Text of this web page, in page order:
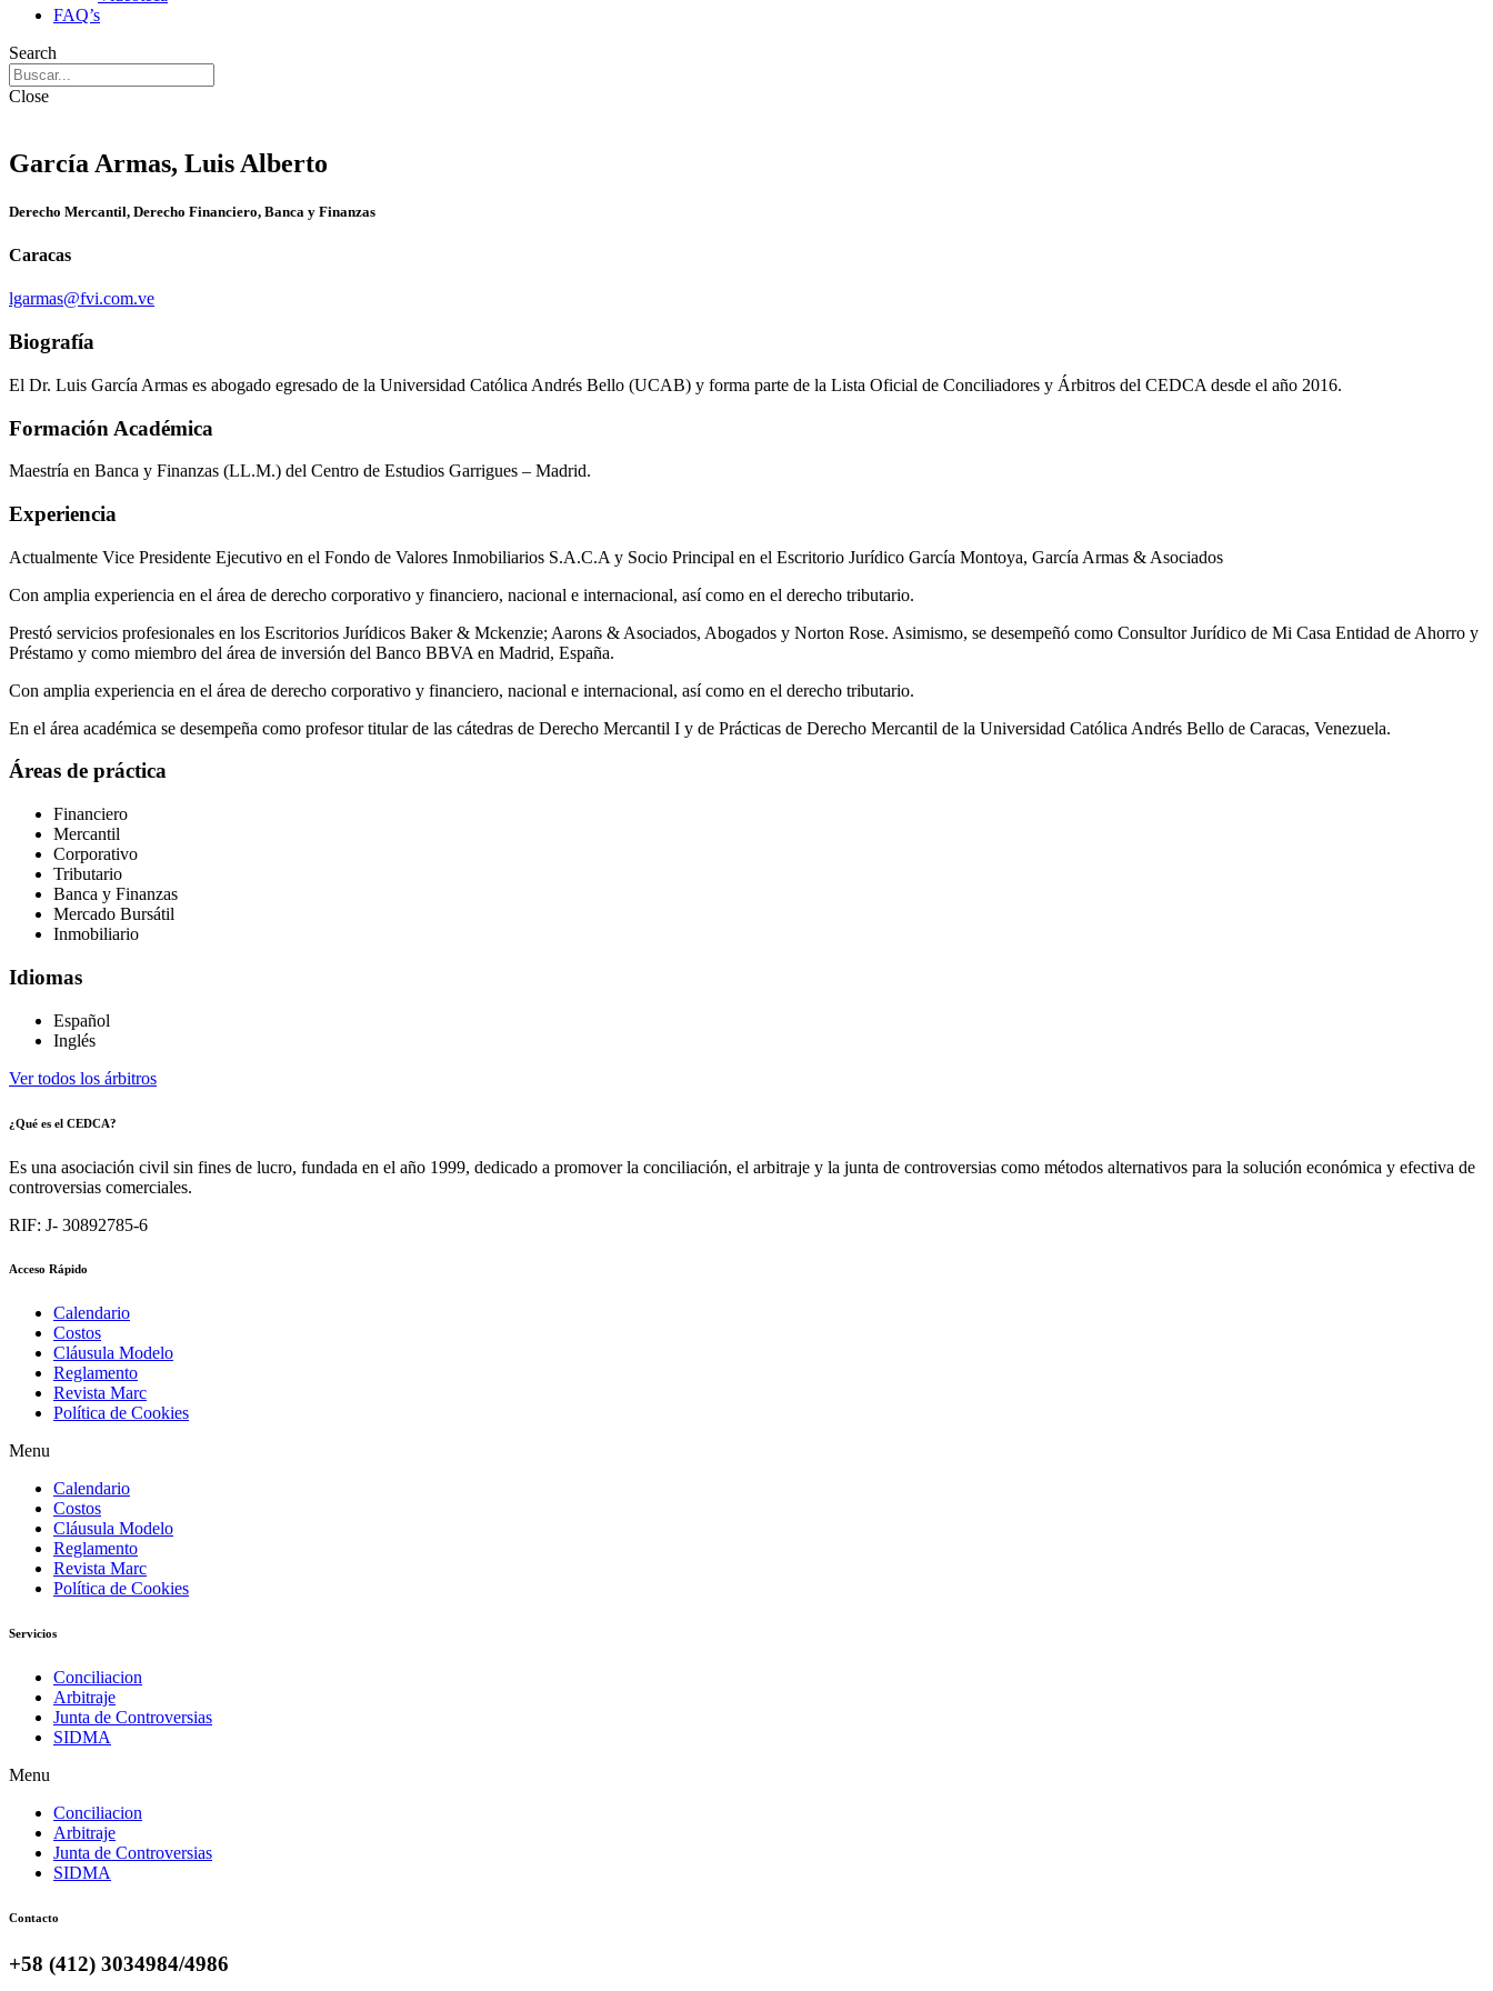
FAQ’s
Search
Close
García Armas, Luis Alberto
Derecho Mercantil, Derecho Financiero, Banca y Finanzas
Caracas
lgarmas@fvi.com.ve
Biografía
El Dr. Luis García Armas es abogado egresado de la Universidad Católica Andrés Bello (UCAB) y forma parte de la Lista Oficial de Conciliadores y Árbitros del CEDCA desde el año 2016.
Formación Académica
Maestría en Banca y Finanzas (LL.M.) del Centro de Estudios Garrigues – Madrid.
Experiencia
Actualmente Vice Presidente Ejecutivo en el Fondo de Valores Inmobiliarios S.A.C.A y Socio Principal en el Escritorio Jurídico García Montoya, García Armas & Asociados
Con amplia experiencia en el área de derecho corporativo y financiero, nacional e internacional, así como en el derecho tributario.
Prestó servicios profesionales en los Escritorios Jurídicos Baker & Mckenzie; Aarons & Asociados, Abogados y Norton Rose. Asimismo, se desempeñó como Consultor Jurídico de Mi Casa Entidad de Ahorro y
Préstamo y como miembro del área de inversión del Banco BBVA en Madrid, España.
Con amplia experiencia en el área de derecho corporativo y financiero, nacional e internacional, así como en el derecho tributario.
En el área académica se desempeña como profesor titular de las cátedras de Derecho Mercantil I y de Prácticas de Derecho Mercantil de la Universidad Católica Andrés Bello de Caracas, Venezuela.
Áreas de práctica
Financiero
Mercantil
Corporativo
Tributario
Banca y Finanzas
Mercado Bursátil
Inmobiliario
Idiomas
Español
Inglés
Ver todos los árbitros
¿Qué es el CEDCA?
Es una asociación civil sin fines de lucro, fundada en el año 1999, dedicado a promover la conciliación, el arbitraje y la junta de controversias como métodos alternativos para la solución económica y efectiva de
controversias comerciales.
RIF: J- 30892785-6
Acceso Rápido
Calendario
Costos
Cláusula Modelo
Reglamento
Revista Marc
Política de Cookies
Menu
Calendario
Costos
Cláusula Modelo
Reglamento
Revista Marc
Política de Cookies
Servicios
Conciliacion
Arbitraje
Junta de Controversias
SIDMA
Menu
Conciliacion
Arbitraje
Junta de Controversias
SIDMA
Contacto
+58 (412) 3034984/4986